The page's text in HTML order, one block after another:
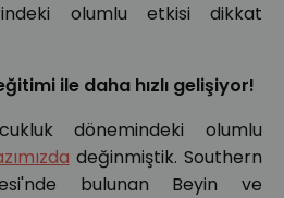
olumlu etkisi dikkat
ile daha hızlı gelişiyor!
dönemindeki olumlu
değinmiştik. Southern
bulunan Beyin ve